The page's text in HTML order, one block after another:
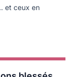
et ceux en